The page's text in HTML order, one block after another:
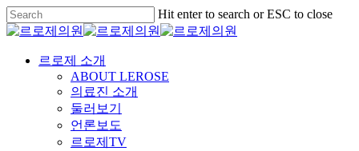
Skip
to
main
content
Hit enter to search or ESC to close
Close
Menu
르로제 소개
ABOUT LEROSE
의료진 소개
둘러보기
언론보도
르로제TV